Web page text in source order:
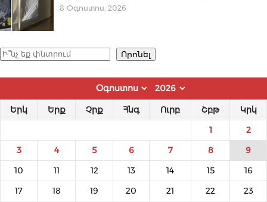
8 Օգոստոս, 2026
Որոնել Որոնել
Երկ Երք Չրք Հնգ Ուրբ Շբթ Կրկ
1 2
3 4 5 6 7 8 9
10 11 12 13 14 15 16
17 18 19 20 21 22 23